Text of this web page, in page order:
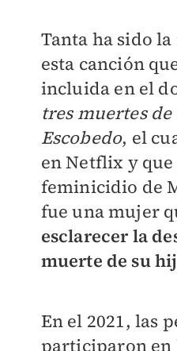
Tanta ha sido
esta canción
incluida en el
tres muertes
Escobedo, el
en Netflix y
feminicidio de
fue una mujer
esclarecer la
muerte de su
En el 2021, las
participaron en